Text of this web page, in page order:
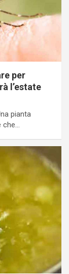
per
l’estate
pianta
che…